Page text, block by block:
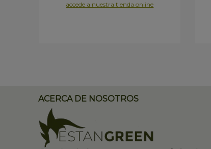
accede a nuestra tienda online
ACERCA DE NOSOTROS